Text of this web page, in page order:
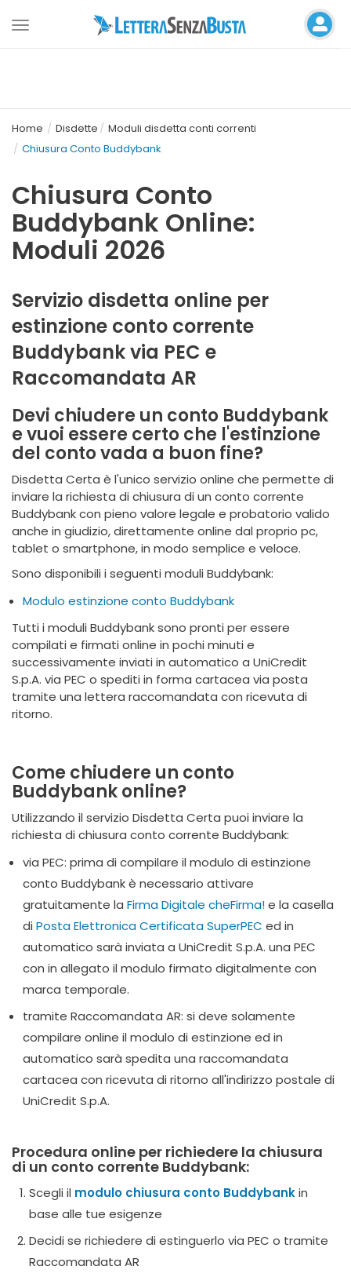
Toggle
Home Disdette
Moduli disdetta conti correnti
Chiusura Conto Buddybank
Chiusura Conto
Buddybank Online:
Moduli 2026
Servizio disdetta online per
estinzione conto corrente
Buddybank via PEC e
Raccomandata AR
Devi chiudere un conto Buddybank
e vuoi essere certo che l'estinzione
del conto vada a buon fine?
Disdetta Certa è l'unico servizio online che permette di
inviare la richiesta di chiusura di un conto corrente
Buddybank con pieno valore legale e probatorio valido
anche in giudizio, direttamente online dal proprio pc,
tablet o smartphone, in modo semplice e veloce.
Sono disponibili i seguenti moduli Buddybank:
Modulo estinzione conto Buddybank
Tutti i moduli Buddybank sono pronti per essere
compilati e firmati online in pochi minuti e
successivamente inviati in automatico a UniCredit
S.p.A. via PEC o spediti in forma cartacea via posta
tramite una lettera raccomandata con ricevuta di
ritorno.
Come chiudere un conto
Buddybank online?
Utilizzando il servizio Disdetta Certa puoi inviare la
richiesta di chiusura conto corrente Buddybank:
via PEC: prima di compilare il modulo di estinzione
conto Buddybank è necessario attivare
gratuitamente la Firma Digitale cheFirma!e la casella
di Posta Elettronica Certificata SuperPEC ed in
automatico sarà inviata a UniCredit S.p.A. una PEC
con in allegato il modulo firmato digitalmente con
marca temporale.
tramite Raccomandata AR: si deve solamente
compilare online il modulo di estinzione ed in
automatico sarà spedita una raccomandata
cartacea con ricevuta di ritorno all'indirizzo postale di
UniCredit S.p.A.
Procedura online per richiedere la chiusura
di un conto corrente Buddybank:
Scegli il modulo chiusura conto Buddybankin
base alle tue esigenze
Decidi se richiedere di estinguerlo via PEC o tramite
Raccomandata AR